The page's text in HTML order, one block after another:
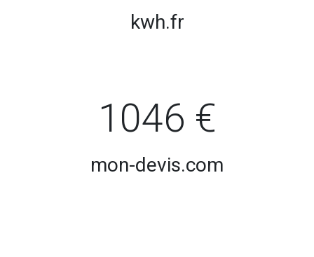
kwh.fr
1046 €
mon-devis.com